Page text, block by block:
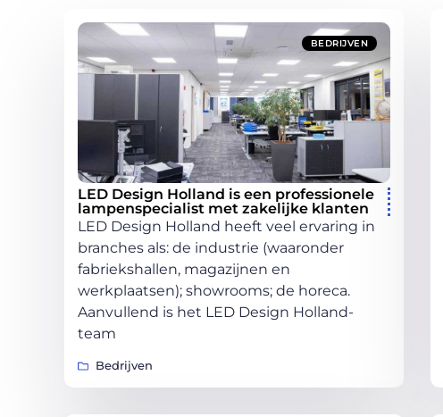
BEDRIJVEN
LED Design Holland is een professionele
lampenspecialist met zakelijke klanten
LED Design Holland heeft veel ervaring in
branches als: de industrie (waaronder
fabriekshallen, magazijnen en
werkplaatsen); showrooms; de horeca.
Aanvullend is het LED Design Holland-
team
Bedrijven